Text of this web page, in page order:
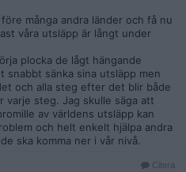
många andra länder och få nu
våra utsläpp är långt under
plocka de lågt hängande
sänka sina utsläpp men
och alla steg efter det blir både
steg. Jag skulle säga att
av världens utsläpp kan
och helt enkelt hjälpa andra
ska komma ner i vår nivå.
Citera